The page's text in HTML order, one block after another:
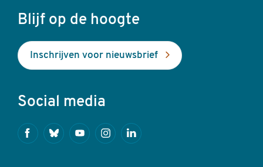
Blijf op de hoogte
Inschrijven voor nieuwsbrief
Social media
FacebookBlueskyYoutubeInstagramLinkedin